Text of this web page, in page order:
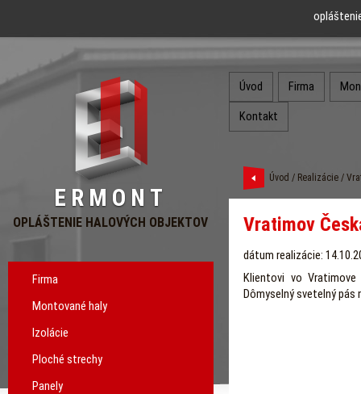
ERMONT
OPLÁŠTENIE HALOVÝCH OBJEKTOV
Firma
Montované haly
Izolácie
Ploché strechy
Panely
Úvod Firma
Kontakt
Úvod / Realizácie /
Vratimov
dátum realizácie:
Klientovi vo
Dômyselný svetelný